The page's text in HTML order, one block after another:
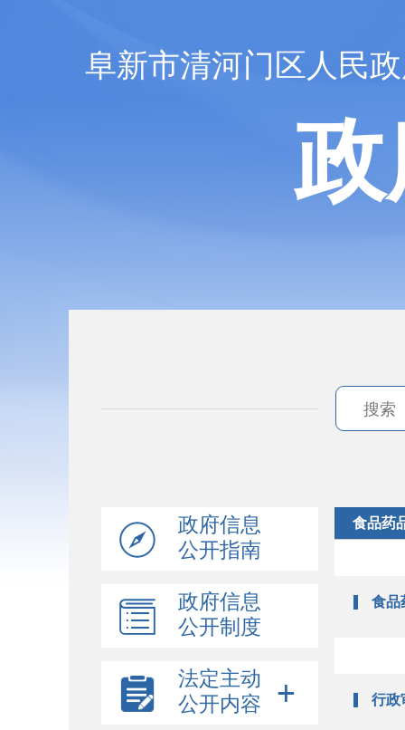
阜新市清河门区人民
政府信息
公开指南
政府信息
公开制度
法定主动
公开内容
食品药
食品
行政